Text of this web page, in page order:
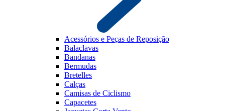
Acessórios e Peças de Reposição
Balaclavas
Bandanas
Bermudas
Bretelles
Calças
Camisas de Ciclismo
Capacetes